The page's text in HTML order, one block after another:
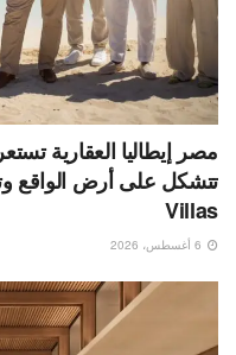
مصر إيطاليا العقارية
Villas